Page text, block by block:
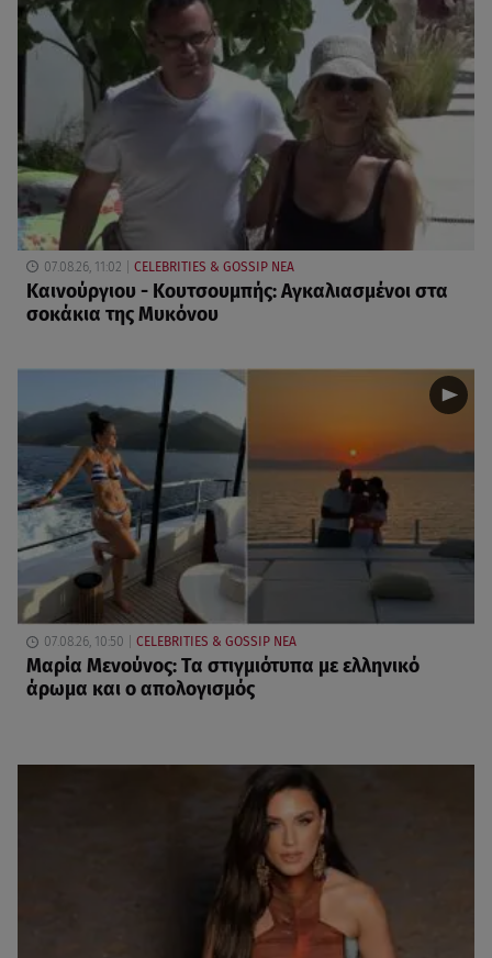
07.08.26, 11:02 CELEBRITIES & GOSSIP ΝΕΑ
Καινούργιου - Κουτσουμπής: Αγκαλιασμένοι στα
σοκάκια της Μυκόνου
07.08.26, 10:50 CELEBRITIES & GOSSIP ΝΕΑ
Μαρία Μενούνος: Τα στιγμιότυπα με ελληνικό
άρωμα και ο απολογισμός